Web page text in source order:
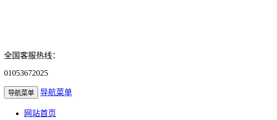
全国客服热线：
01053672025
导航菜单 导航菜单
网站首页